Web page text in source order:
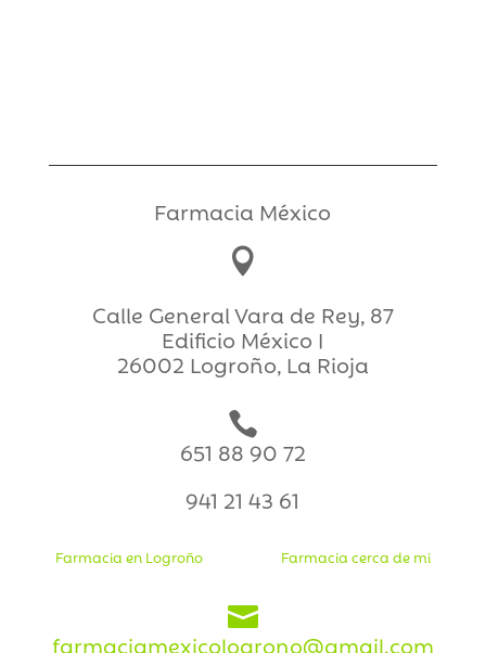
Farmacia México

Calle General Vara de Rey, 87
Edificio México I
26002 Logroño, La Rioja

651 88 90 72
941 21 43 61
Farmacia en Logroño Farmacia cerca de mi

farmaciamexicologrono@gmail.com